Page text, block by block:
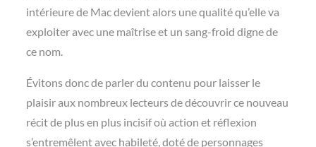
intérieure de Mac devient alors une qualité qu’elle va
exploiter avec une maîtrise et un sang-froid digne de
ce nom.
Évitons donc de parler du contenu pour laisser le
plaisir aux nombreux lecteurs de découvrir ce nouveau
récit de plus en plus incisif où action et réflexion
s’entremêlent avec habileté, doté de personnages